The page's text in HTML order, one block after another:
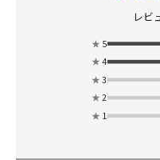
レビ
★ 5
★ 4
★ 3
★ 2
★ 1